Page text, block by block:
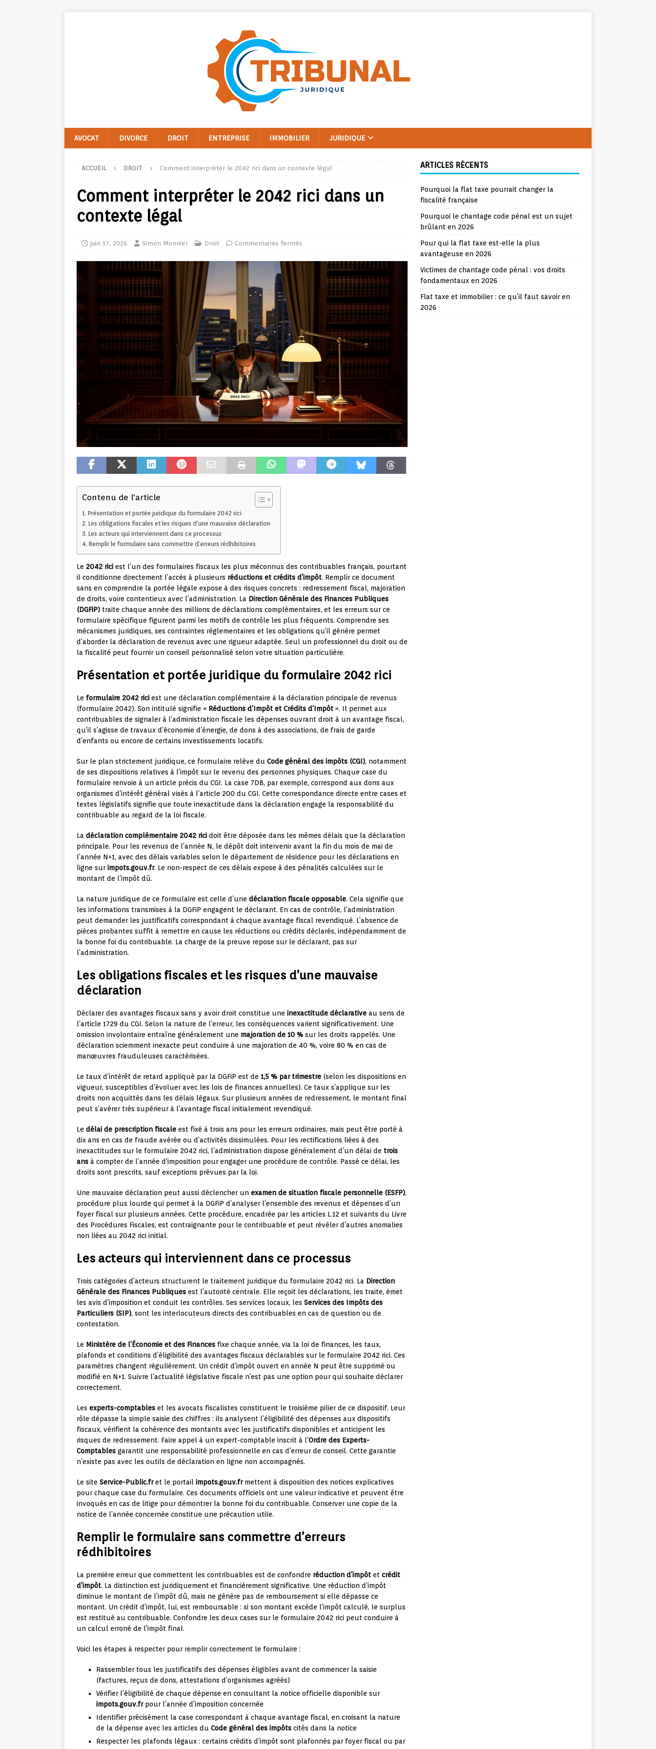
AVOCAT DIVORCE DROIT ENTREPRISE IMMOBILIER JURIDIQUE
ACCUEIL DROIT Comment interpréter le 2042 rici dans un contexte légal
Comment interpréter le 2042 rici dans un
contexte légal
juin 17, 2026 Simon Monnier Droit Commentaires fermés
Contenu de l'article
Présentation et portée juridique du formulaire 2042 rici
Les obligations fiscales et les risques d’une mauvaise déclaration
Les acteurs qui interviennent dans ce processus
Remplir le formulaire sans commettre d’erreurs rédhibitoires
Le 2042 rici est l’un des formulaires fiscaux les plus méconnus des contribuables français, pourtant
il conditionne directement l’accès à plusieurs réductions et crédits d’impôt. Remplir ce document
sans en comprendre la portée légale expose à des risques concrets : redressement fiscal, majoration
de droits, voire contentieux avec l’administration. La Direction Générale des Finances Publiques
(DGFiP) traite chaque année des millions de déclarations complémentaires, et les erreurs sur ce
formulaire spécifique figurent parmi les motifs de contrôle les plus fréquents. Comprendre ses
mécanismes juridiques, ses contraintes réglementaires et les obligations qu’il génère permet
d’aborder la déclaration de revenus avec une rigueur adaptée. Seul un professionnel du droit ou de
la fiscalité peut fournir un conseil personnalisé selon votre situation particulière.
Présentation et portée juridique du formulaire 2042 rici
Le formulaire 2042 rici est une déclaration complémentaire à la déclaration principale de revenus
(formulaire 2042). Son intitulé signifie « Réductions d’Impôt et Crédits d’Impôt ». Il permet aux
contribuables de signaler à l’administration fiscale les dépenses ouvrant droit à un avantage fiscal,
qu’il s’agisse de travaux d’économie d’énergie, de dons à des associations, de frais de garde
d’enfants ou encore de certains investissements locatifs.
Sur le plan strictement juridique, ce formulaire relève du Code général des impôts (CGI), notamment
de ses dispositions relatives à l’impôt sur le revenu des personnes physiques. Chaque case du
formulaire renvoie à un article précis du CGI. La case 7DB, par exemple, correspond aux dons aux
organismes d’intérêt général visés à l’article 200 du CGI. Cette correspondance directe entre cases et
textes législatifs signifie que toute inexactitude dans la déclaration engage la responsabilité du
contribuable au regard de la loi fiscale.
La déclaration complémentaire 2042 rici doit être déposée dans les mêmes délais que la déclaration
principale. Pour les revenus de l’année N, le dépôt doit intervenir avant la fin du mois de mai de
l’année N+1, avec des délais variables selon le département de résidence pour les déclarations en
ligne surimpots.gouv.fr. Le non-respect de ces délais expose à des pénalités calculées sur le
montant de l’impôt dû.
La nature juridique de ce formulaire est celle d’une déclaration fiscale opposable. Cela signifie que
les informations transmises à la DGFiP engagent le déclarant. En cas de contrôle, l’administration
peut demander les justificatifs correspondant à chaque avantage fiscal revendiqué. L’absence de
pièces probantes suffit à remettre en cause les réductions ou crédits déclarés, indépendamment de
la bonne foi du contribuable. La charge de la preuve repose sur le déclarant, pas sur
l’administration.
Les obligations fiscales et les risques d’une mauvaise
déclaration
Déclarer des avantages fiscaux sans y avoir droit constitue une inexactitude déclarative au sens de
l’article 1729 du CGI. Selon la nature de l’erreur, les conséquences varient significativement. Une
omission involontaire entraîne généralement une majoration de 10 % sur les droits rappelés. Une
déclaration sciemment inexacte peut conduire à une majoration de 40 %, voire 80 % en cas de
manœuvres frauduleuses caractérisées.
Le taux d’intérêt de retard appliqué par la DGFiP est de 1,5 % par trimestre (selon les dispositions en
vigueur, susceptibles d’évoluer avec les lois de finances annuelles). Ce taux s’applique sur les
droits non acquittés dans les délais légaux. Sur plusieurs années de redressement, le montant final
peut s’avérer très supérieur à l’avantage fiscal initialement revendiqué.
Le délai de prescription fiscale est fixé à trois ans pour les erreurs ordinaires, mais peut être porté à
dix ans en cas de fraude avérée ou d’activités dissimulées. Pour les rectifications liées à des
inexactitudes sur le formulaire 2042 rici, l’administration dispose généralement d’un délai de trois
ans à compter de l’année d’imposition pour engager une procédure de contrôle. Passé ce délai, les
droits sont prescrits, sauf exceptions prévues par la loi.
Une mauvaise déclaration peut aussi déclencher un examen de situation fiscale personnelle (ESFP),
procédure plus lourde qui permet à la DGFiP d’analyser l’ensemble des revenus et dépenses d’un
foyer fiscal sur plusieurs années. Cette procédure, encadrée par les articles L.12 et suivants du Livre
des Procédures Fiscales, est contraignante pour le contribuable et peut révéler d’autres anomalies
non liées au 2042 rici initial.
Les acteurs qui interviennent dans ce processus
Trois catégories d’acteurs structurent le traitement juridique du formulaire 2042 rici. La Direction
Générale des Finances Publiques est l’autorité centrale. Elle reçoit les déclarations, les traite, émet
les avis d’imposition et conduit les contrôles. Ses services locaux, les Services des Impôts des
Particuliers (SIP), sont les interlocuteurs directs des contribuables en cas de question ou de
contestation.
Le Ministère de l’Économie et des Finances fixe chaque année, via la loi de finances, les taux,
plafonds et conditions d’éligibilité des avantages fiscaux déclarables sur le formulaire 2042 rici. Ces
paramètres changent régulièrement. Un crédit d’impôt ouvert en année N peut être supprimé ou
modifié en N+1. Suivre l’actualité législative fiscale n’est pas une option pour qui souhaite déclarer
correctement.
Les experts-comptables et les avocats fiscalistes constituent le troisième pilier de ce dispositif. Leur
rôle dépasse la simple saisie des chiffres : ils analysent l’éligibilité des dépenses aux dispositifs
fiscaux, vérifient la cohérence des montants avec les justificatifs disponibles et anticipent les
risques de redressement. Faire appel à un expert-comptable inscrit à l’Ordre des Experts-
Comptables garantit une responsabilité professionnelle en cas d’erreur de conseil. Cette garantie
n’existe pas avec les outils de déclaration en ligne non accompagnés.
Le site Service-Public.fret le portail impots.gouv.frmettent à disposition des notices explicatives
pour chaque case du formulaire. Ces documents officiels ont une valeur indicative et peuvent être
invoqués en cas de litige pour démontrer la bonne foi du contribuable. Conserver une copie de la
notice de l’année concernée constitue une précaution utile.
Remplir le formulaire sans commettre d’erreurs
rédhibitoires
La première erreur que commettent les contribuables est de confondre réduction d’impôt et crédit
d’impôt. La distinction est juridiquement et financièrement significative. Une réduction d’impôt
diminue le montant de l’impôt dû, mais ne génère pas de remboursement si elle dépasse ce
montant. Un crédit d’impôt, lui, est remboursable : si son montant excède l’impôt calculé, le surplus
est restitué au contribuable. Confondre les deux cases sur le formulaire 2042 rici peut conduire à
un calcul erroné de l’impôt final.
Voici les étapes à respecter pour remplir correctement le formulaire :
Rassembler tous les justificatifs des dépenses éligibles avant de commencer la saisie
(factures, reçus de dons, attestations d’organismes agréés)
Vérifier l’éligibilité de chaque dépense en consultant la notice officielle disponible sur
impots.gouv.frpour l’année d’imposition concernée
Identifier précisément la case correspondant à chaque avantage fiscal, en croisant la nature
de la dépense avec les articles du Code général des impôts cités dans la notice
Respecter les plafonds légaux : certains crédits d’impôt sont plafonnés par foyer fiscal ou par
ARTICLES RÉCENTS
Pourquoi la flat taxe pourrait changer la
fiscalité française
Pourquoi le chantage code pénal est un sujet
brûlant en 2026
Pour qui la flat taxe est-elle la plus
avantageuse en 2026
Victimes de chantage code pénal : vos droits
fondamentaux en 2026
Flat taxe et immobilier : ce qu’il faut savoir en
2026